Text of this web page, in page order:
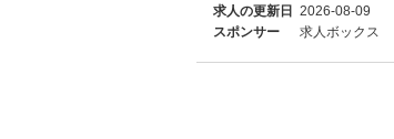
求人の更新日 2026-08-09
スポンサー
求人ボックス